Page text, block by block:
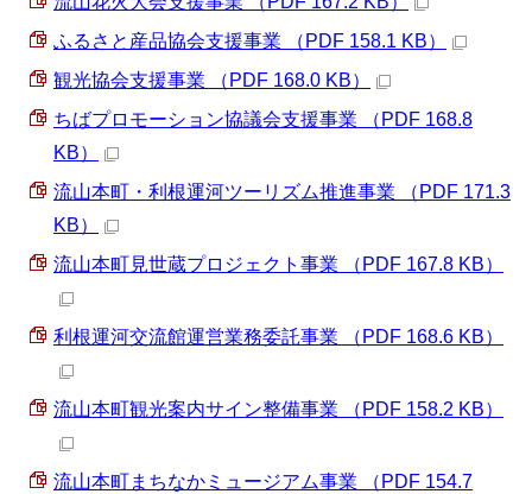
ふるさと産品協会支援事業 （PDF 158.1 KB）
観光協会支援事業 （PDF 168.0 KB）
ちばプロモーション協議会支援事業 （PDF 168.8
KB）
流山本町・利根運河ツーリズム推進事業 （PDF 171.3
KB）
流山本町見世蔵プロジェクト事業 （PDF 167.8 KB）
利根運河交流館運営業務委託事業 （PDF 168.6 KB）
流山本町観光案内サイン整備事業 （PDF 158.2 KB）
流山本町まちなかミュージアム事業 （PDF 154.7